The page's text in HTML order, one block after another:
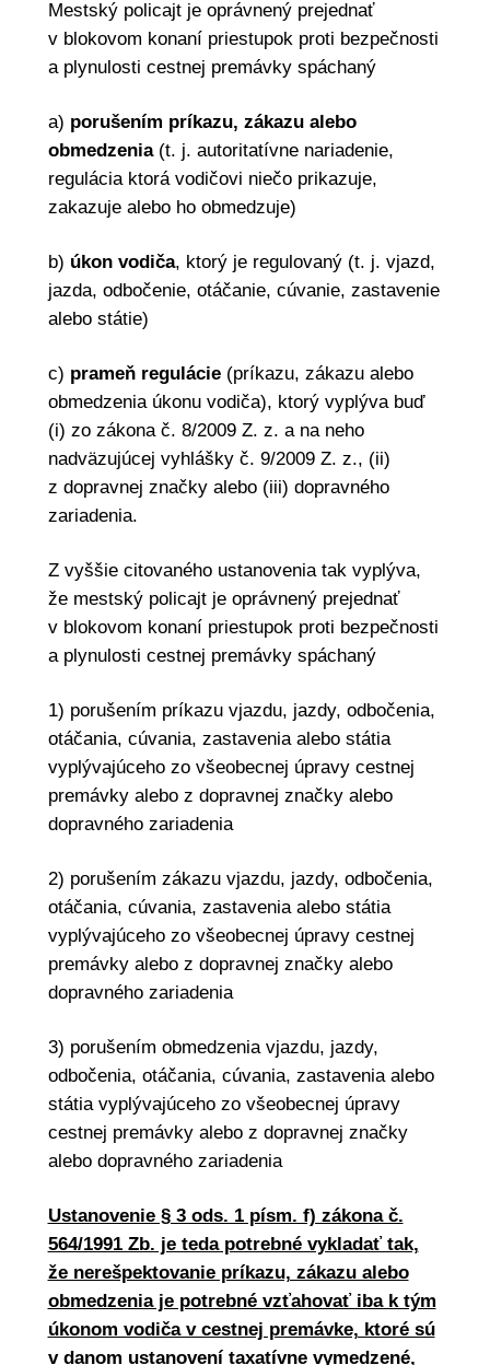
Mestský policajt je oprávnený prejednať
v blokovom konaní priestupok proti bezpečnosti
a plynulosti cestnej premávky spáchaný
a) porušením príkazu, zákazu alebo
obmedzenia(t. j. autoritatívne nariadenie,
regulácia ktorá vodičovi niečo prikazuje,
zakazuje alebo ho obmedzuje)
b) úkon vodiča, ktorý je regulovaný (t. j. vjazd,
jazda, odbočenie, otáčanie, cúvanie, zastavenie
alebo státie)
c) prameň regulácie(príkazu, zákazu alebo
obmedzenia úkonu vodiča), ktorý vyplýva buď
(i) zo zákona č. 8/2009 Z. z. a na neho
nadväzujúcej vyhlášky č. 9/2009 Z. z., (ii)
z dopravnej značky alebo (iii) dopravného
zariadenia.
Z vyššie citovaného ustanovenia tak vyplýva,
že mestský policajt je oprávnený prejednať
v blokovom konaní priestupok proti bezpečnosti
a plynulosti cestnej premávky spáchaný
1) porušením príkazu vjazdu, jazdy, odbočenia,
otáčania, cúvania, zastavenia alebo státia
vyplývajúceho zo všeobecnej úpravy cestnej
premávky alebo z dopravnej značky alebo
dopravného zariadenia
2) porušením zákazu vjazdu, jazdy, odbočenia,
otáčania, cúvania, zastavenia alebo státia
vyplývajúceho zo všeobecnej úpravy cestnej
premávky alebo z dopravnej značky alebo
dopravného zariadenia
3) porušením obmedzenia vjazdu, jazdy,
odbočenia, otáčania, cúvania, zastavenia alebo
státia vyplývajúceho zo všeobecnej úpravy
cestnej premávky alebo z dopravnej značky
alebo dopravného zariadenia
Ustanovenie § 3 ods. 1 písm. f) zákona č.
564/1991 Zb. je teda potrebné vykladať tak,
že nerešpektovanie príkazu, zákazu alebo
obmedzenia je potrebné vzťahovať iba k tým
úkonom vodiča v cestnej premávke, ktoré sú
v danom ustanovení taxatívne vymedzené,